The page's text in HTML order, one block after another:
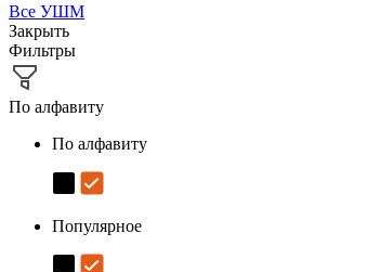
Все УШМ
Закрыть
Фильтры
По алфавиту
По алфавиту
Популярное